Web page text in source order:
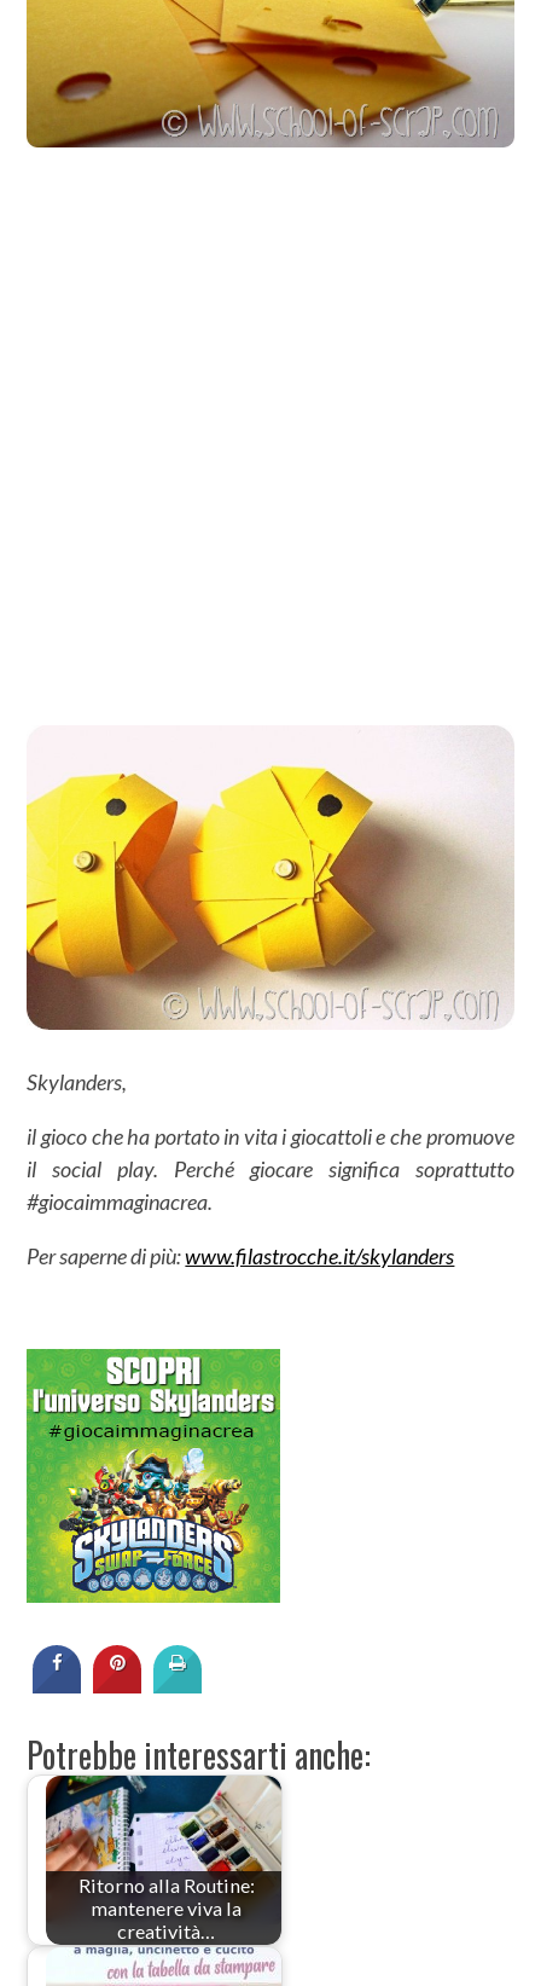
Skylanders,
il gioco che ha portato in vita i giocattoli e che promuove
il social play. Perché giocare significa soprattutto
#giocaimmaginacrea.
Per saperne di più:www.filastrocche.it/skylanders
Potrebbe interessarti anche:
Ritorno alla Routine:
mantenere viva la
creatività…